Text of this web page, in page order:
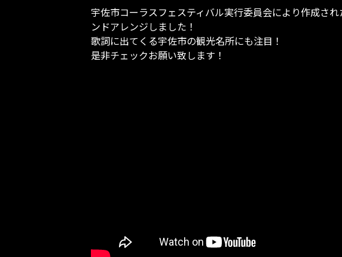
宇佐市コーラスフェスティバル実行委員会により作成さ
ンドアレンジしました！
歌詞に出てくる宇佐市の観光名所にも注目！
是非チェックお願い致します！